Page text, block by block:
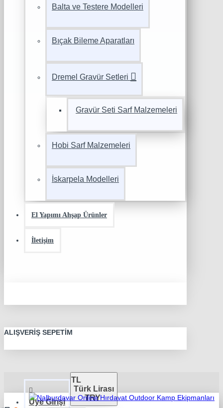
Balta ve Testere Modelleri
Bıçak Bileme Aparatları
Dremel Gravür Setleri
Gravür Seti Sarf Malzemeleri
Hobi Sarf Malzemeleri
İskarpela Modelleri
El Yapımı Ahşap Ürünler
İletişim
ALIŞVERIŞ SEPETIM
Üye Girişi
TL
Türk Lirası
TRY